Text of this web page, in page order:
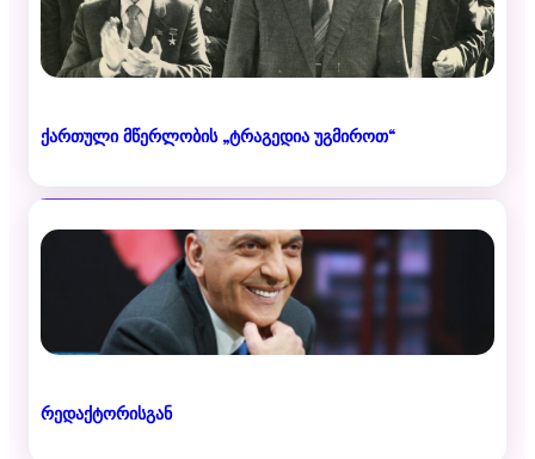
ქართული მწერლობის „ტრაგედია უგმიროთ“
რედაქტორისგან